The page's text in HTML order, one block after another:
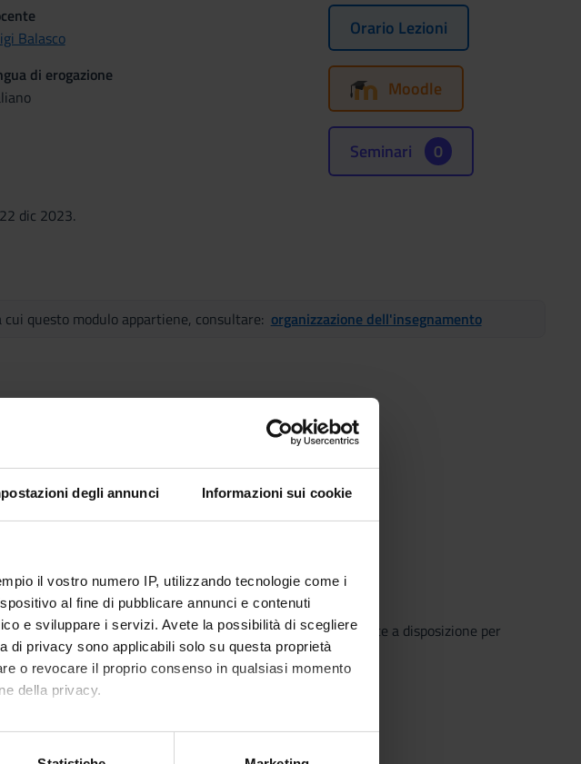
degli annunci Informazioni sui cookie
il vostro numero IP, utilizzando tecnologie come i
al fine di pubblicare annunci e contenuti
e sviluppare i servizi. Avete la possibilità di scegliere
privacy sono applicabili solo su questa proprietà
o revocare il proprio consenso in qualsiasi momento
della privacy.
un'approssimazione di qualche metro,
Balasco
di erogazione
dic 2023.
Orario Lezioni
Moodle
Seminari 0
questo modulo appartiene, consultare: organizzazione dell'insegnamento
potenziale d’azione e sua modalità di
e dell’apparato escretore.
delle principali funzioni degli ormoni.
con Leganto, strumento che il Sistema Bibliotecario mette a disposizione per
d'esame in modo semplice e innovativo.
presentazioni.